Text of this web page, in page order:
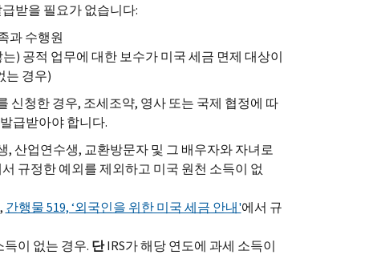
받을 필요가 없습니다:
과 수행원
) 공적 업무에 대한 보수가 미국 세금 면제 대상이
는 경우)
신청한 경우, 조세조약, 영사 또는 국제 협정에 따
급받아야 합니다.
, 산업연수생, 교환방문자 및 그 배우자와 자녀로
규정한 예외를 제외하고 미국 원천 소득이 없
간행물 519, ‘외국인을 위한 미국 세금 안내'에서 규
이 없는 경우. 단IRS가 해당 연도에 과세 소득이